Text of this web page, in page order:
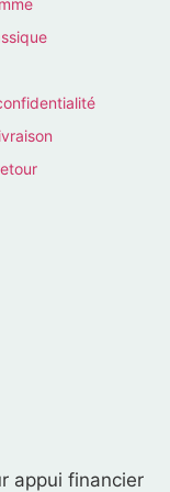
appui financier